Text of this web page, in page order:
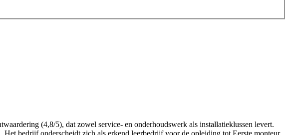
(4,8/5), dat zowel service- en onderhoudswerk als installatieklussen levert.
bedrijf onderscheidt zich als erkend leerbedrijf voor de opleiding tot Eerste monteur